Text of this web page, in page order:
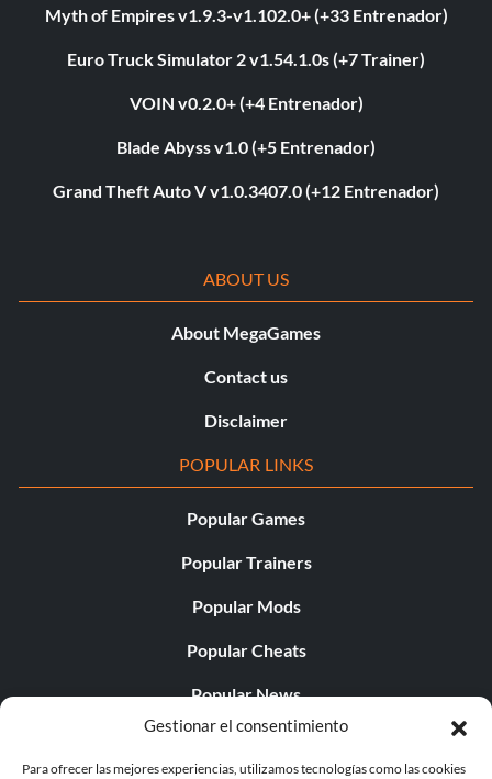
Gestionar el consentimiento
Para ofrecer las mejores experiencias, utilizamos tecnologías como las cookies
Myth of Empires v1.9.3-v1.102.0+ (+33 Entrenador)
Euro Truck Simulator 2 v1.54.1.0s (+7 Trainer)
VOIN v0.2.0+ (+4 Entrenador)
Blade Abyss v1.0 (+5 Entrenador)
Grand Theft Auto V v1.0.3407.0 (+12 Entrenador)
ABOUT US
About MegaGames
Contact us
Disclaimer
POPULAR LINKS
Popular Games
Popular Trainers
Popular Mods
Popular Cheats
Popular News
Popular Editorials